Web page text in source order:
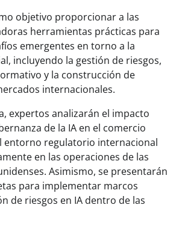
objetivo proporcionar a las
herramientas prácticas para
emergentes en torno a la
incluyendo la gestión de riesgos,
y la construcción de
internacionales.
expertos analizarán el impacto
de la IA en el comercio
entorno regulatorio internacional
en las operaciones de las
Asimismo, se presentarán
para implementar marcos
de riesgos en IA dentro de las